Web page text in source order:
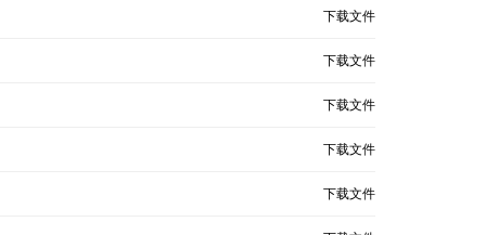
下载文件
下载文件
下载文件
下载文件
下载文件